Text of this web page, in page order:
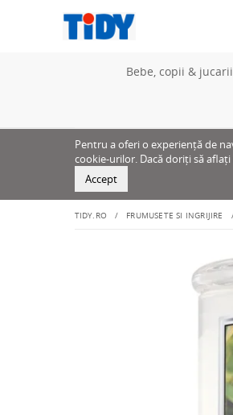
Bebe, copii & jucarii
Pentru a oferi o experiență de
cookie-urilor. Dacă doriți să
Accept
TIDY.RO FRUMUSETE SI INGRIJIRE